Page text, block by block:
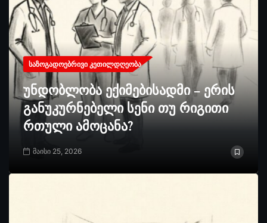
ᲡᲐᲖᲝᲒᲐᲓᲝᲔᲑᲠᲘᲕᲘ ᲙᲔᲗᲘᲚᲓᲦᲔᲝᲑᲐ
უნდობლობა ექიმებისადმი – ერის
განუკურნებელი სენი თუ რიგითი
რთული ამოცანა?
მაისი 25, 2026